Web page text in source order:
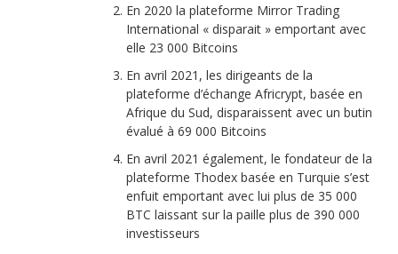
En 2020 la plateforme Mirror Trading
International « disparait » emportant avec
elle 23 000 Bitcoins
En avril 2021, les dirigeants de la
plateforme d’échange Africrypt, basée en
Afrique du Sud, disparaissent avec un butin
évalué à 69 000 Bitcoins
En avril 2021 également, le fondateur de la
plateforme Thodex basée en Turquie s’est
enfuit emportant avec lui plus de 35 000
BTC laissant sur la paille plus de 390 000
investisseurs